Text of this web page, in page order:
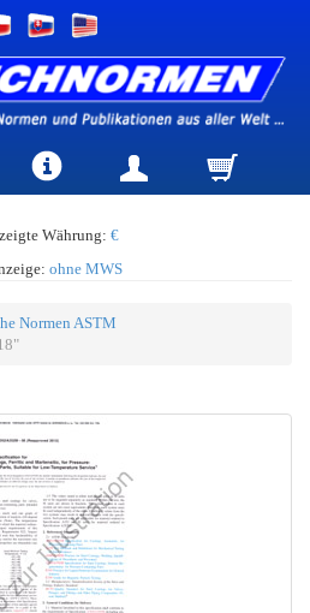
Währung: €
ohne MWS
Normen ASTM